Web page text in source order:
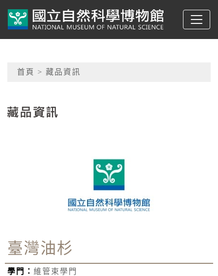
典藏網-國立自然科學
網頁導覽
首頁 > 藏品資訊
臺灣油杉
學門： 維管束學門